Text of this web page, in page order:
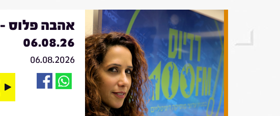
אהבה פלוס -
06.08.26
06.08.2026